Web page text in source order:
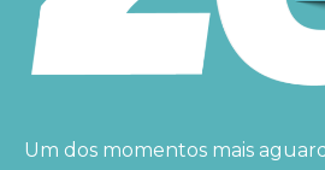
Um dos momentos mais